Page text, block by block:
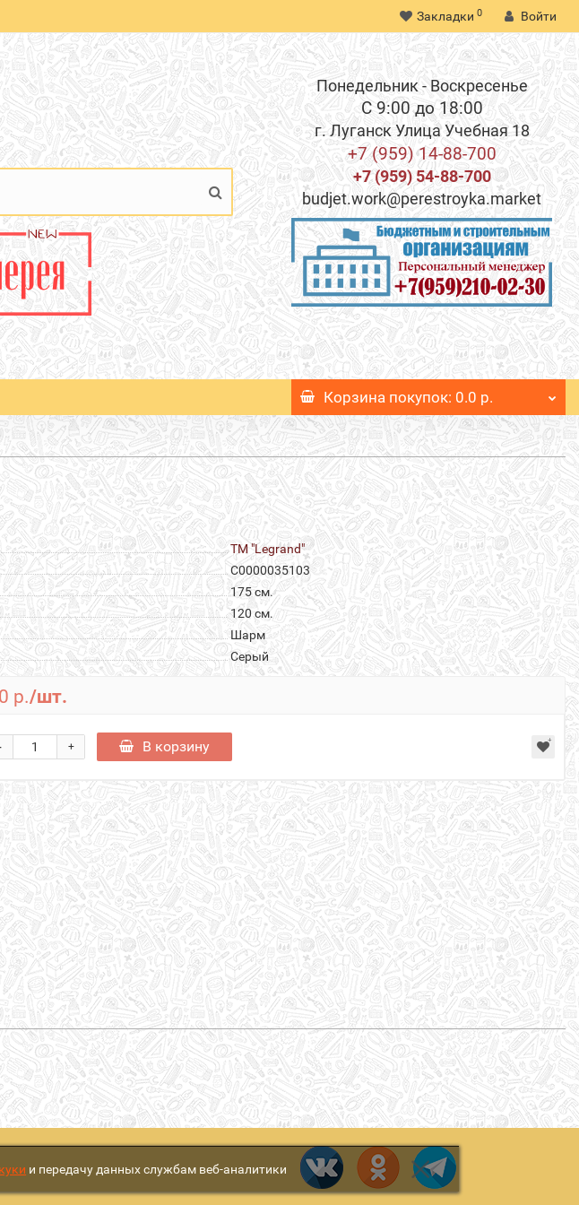
Закладки 0 Войти
Понедельник - Воскресенье
С 9:00 до 18:00
г. Луганск Улица Учебная 18
+7 (959) 14-88-700
+7 (959) 54-88-700
budjet.work@perestroyka.market
Корзина покупок: 0.0 р.
ТМ "Legrand"
С0000035103
175 см.
120 см.
Шарм
Серый
р./шт.
+ В корзину
куки и передачу данных службам веб-аналитики